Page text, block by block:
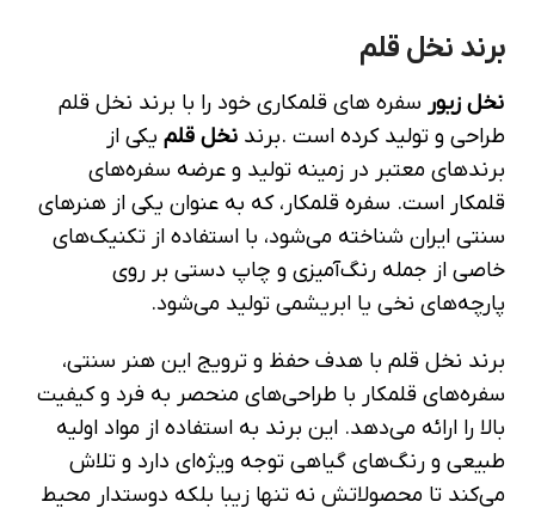
برند نخل قلم
نخل زیور سفره های قلمکاری خود را با برند نخل قلم
طراحی و تولید کرده است .برند نخل قلم یکی از
برندهای معتبر در زمینه تولید و عرضه سفره‌های
قلمکار است. سفره قلمکار، که به عنوان یکی از هنرهای
سنتی ایران شناخته می‌شود، با استفاده از تکنیک‌های
خاصی از جمله رنگ‌آمیزی و چاپ دستی بر روی
پارچه‌های نخی یا ابریشمی تولید می‌شود.
برند نخل قلم با هدف حفظ و ترویج این هنر سنتی،
سفره‌های قلمکار با طراحی‌های منحصر به فرد و کیفیت
بالا را ارائه می‌دهد. این برند به استفاده از مواد اولیه
طبیعی و رنگ‌های گیاهی توجه ویژه‌ای دارد و تلاش
می‌کند تا محصولاتش نه تنها زیبا بلکه دوستدار محیط